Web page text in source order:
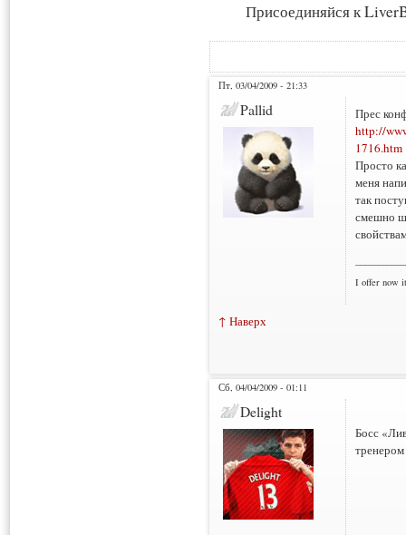
Присоединяйся к
Пт, 03/04/2009 - 21:33
Pallid
Прес
http://
1716.htm
Просто
меня
так
смешно
I offer now
↑ Наверх
Сб, 04/04/2009 - 01:11
Delight
Босс
тренером